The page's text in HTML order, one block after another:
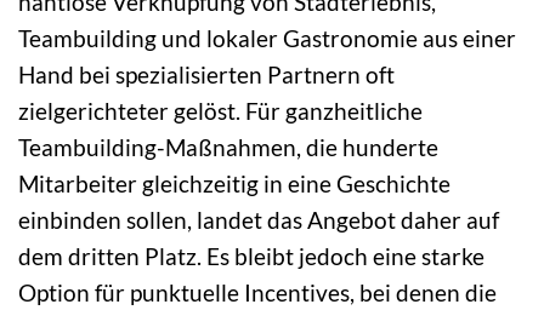
Teambuilding und lokaler Gastronomie aus einer
Hand bei spezialisierten Partnern oft
zielgerichteter gelöst. Für ganzheitliche
Teambuilding-Maßnahmen, die hunderte
Mitarbeiter gleichzeitig in eine Geschichte
einbinden sollen, landet das Angebot daher auf
dem dritten Platz. Es bleibt jedoch eine starke
Option für punktuelle Incentives, bei denen die